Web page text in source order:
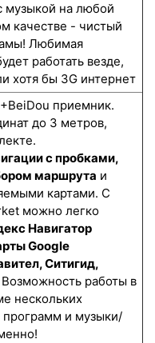
музыкой на любой
качестве - чистый
Любимая
работать везде,
хотя бы 3G интернет
приемник.
до 3 метров,
с пробками,
маршрута и
картами. С
можно легко
Навигатор
Google
Ситигид,
работы в
нескольких
программ и музыки/